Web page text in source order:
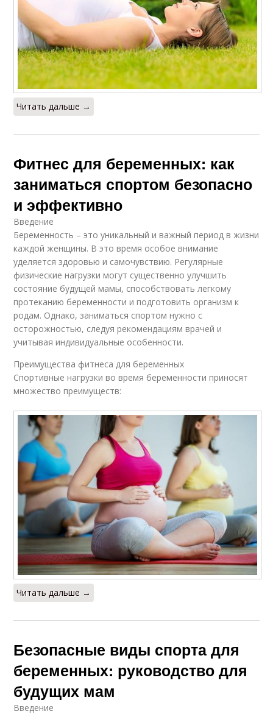
Читать дальше →
Фитнес для беременных: как
заниматься спортом безопасно
и эффективно
Введение
Беременность – это уникальный и важный период в жизни
каждой женщины. В это время особое внимание
уделяется здоровью и самочувствию. Регулярные
физические нагрузки могут существенно улучшить
состояние будущей мамы, способствовать легкому
протеканию беременности и подготовить организм к
родам. Однако, заниматься спортом нужно с
осторожностью, следуя рекомендациям врачей и
учитывая индивидуальные особенности.
Преимущества фитнеса для беременных
Спортивные нагрузки во время беременности приносят
множество преимуществ:
Читать дальше →
Безопасные виды спорта для
беременных: руководство для
будущих мам
Введение